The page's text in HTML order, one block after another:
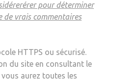
érer pour déterminer
de vrais commentaires
HTTPS ou sécurisé.
du site en consultant le
vous aurez toutes les